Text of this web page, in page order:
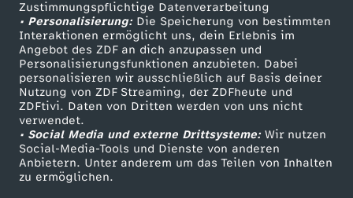
Zustimmungspflichtige Datenverarbeitung
• Personalisierung:Die Speicherung von bestimmten
Interaktionen ermöglicht uns, dein Erlebnis im
Angebot des ZDF an dich anzupassen und
Personalisierungsfunktionen anzubieten. Dabei
personalisieren wir ausschließlich auf Basis deiner
Nutzung von ZDF Streaming, der ZDFheute und
ZDFtivi. Daten von Dritten werden von uns nicht
verwendet.
• Social Media und externe Drittsysteme:Wir nutzen
Social-Media-Tools und Dienste von anderen
Anbietern. Unter anderem um das Teilen von Inhalten
zu ermöglichen.
Livestreams
Sendungen A-Z
TV-Programm
Zuschauerservice
Hilfe
ZDF Unternehmen
Karriere